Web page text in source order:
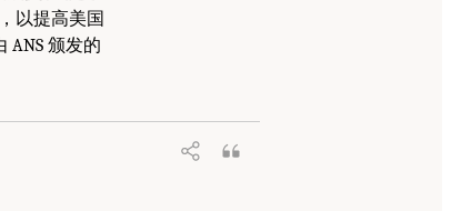
以提高美国
ANS 颁发的